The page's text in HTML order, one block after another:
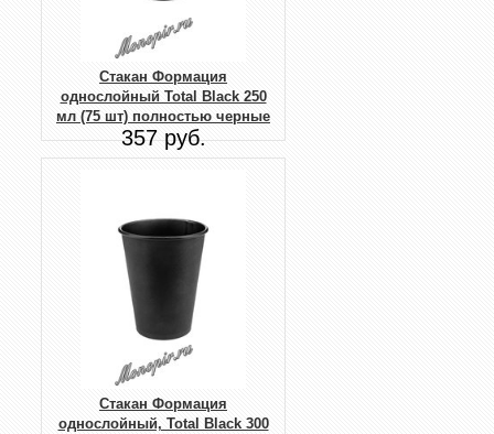
Стакан Формация
однослойный Total Black 250
мл (75 шт) полностью черные
357 руб.
Стакан Формация
однослойный, Total Black 300